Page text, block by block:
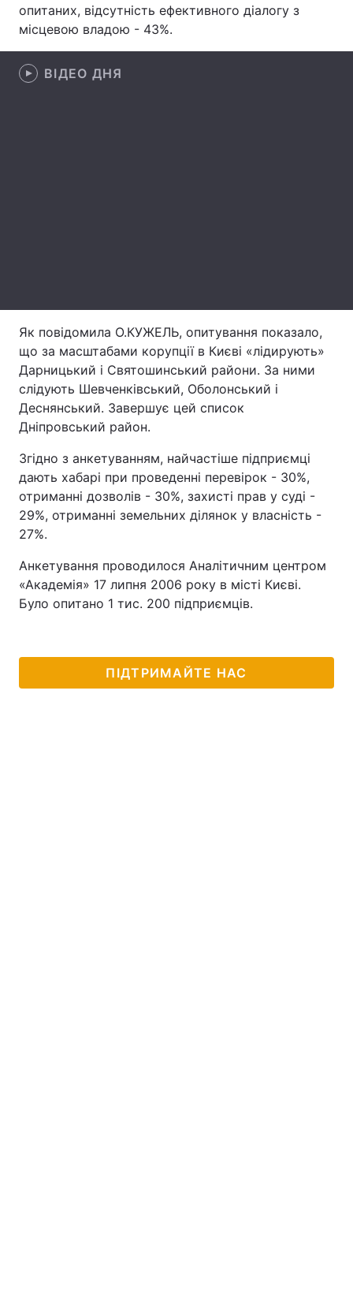
Економіка
Відео з Youtube Статті
Інтерв'ю Думки
Архів Вакансії
Контакти
Послуги
опитаних, відсутність ефективного діалогу з
місцевою владою - 43%.
ВІДЕО ДНЯ
Як повідомила О.КУЖЕЛЬ, опитування показало,
що за масштабами корупції в Києві «лідирують»
Дарницький і Святошинський райони. За ними
слідують Шевченківський, Оболонський і
Деснянський. Завершує цей список
Дніпровський район.
Згідно з анкетуванням, найчастіше підприємці
дають хабарі при проведенні перевірок - 30%,
отриманні дозволів - 30%, захисті прав у суді -
29%, отриманні земельних ділянок у власність -
27%.
Анкетування проводилося Аналітичним центром
«Академія» 17 липня 2006 року в місті Києві.
Було опитано 1 тис. 200 підприємців.
ПІДТРИМАЙТЕ НАС